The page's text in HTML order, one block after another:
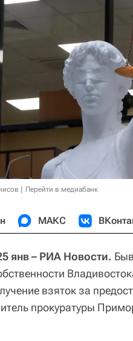
Перейти в медиабанк
МАКС
янв – РИА Новости.
взяток за
прокуратуры